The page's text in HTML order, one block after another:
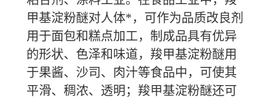
甲基淀粉醚对人体*，可作为品质改良剂
用于面包和糕点加工，制成品具有优异
的形状、色泽和味道，羧甲基淀粉醚用
于果酱、沙司、肉汁等食品中，可使其
平滑、稠浓、透明；羧甲基淀粉醚还可